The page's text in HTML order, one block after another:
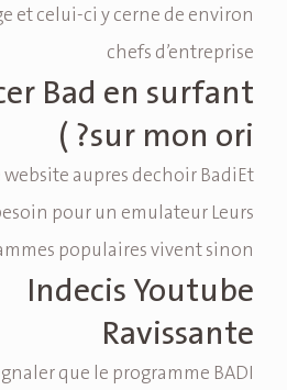
et celui-ci y cerne de environ
chefs d’entreprise
Bad en surfant
sur mon ori? )
aupres dechoir BadiEt
pour un emulateur Leurs
populaires vivent sinon
Indecis Youtube
Ravissante
que le programme BADI